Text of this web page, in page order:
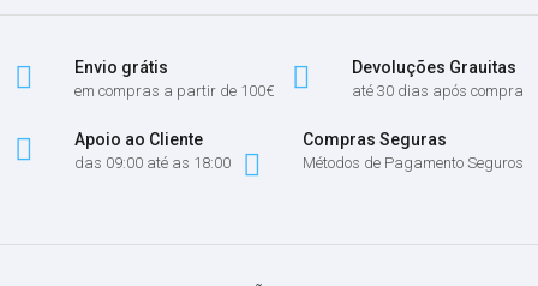
Envio grátis
em compras a partir de 100€
Devoluções Grauitas
até 30 dias após compra
Apoio ao Cliente
das 09:00 até as 18:00
Compras Seguras
Métodos de Pagamento Seguros